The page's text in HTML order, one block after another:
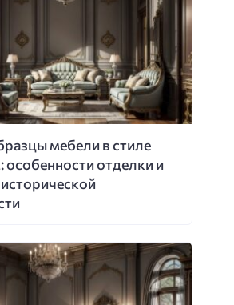
мебели в стиле
особенности отделки и